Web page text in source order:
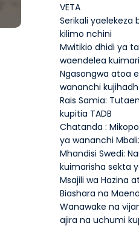
VETA
Serikali
kilimo nchini
Mwitikio dhidi ya
waendelea
Ngasongwa atoa
wananchi
Rais Samia:
kupitia TADB
Chatanda :
ya wananchi
Mhandisi Swedi:
kuimarisha sekta
Msajili wa Hazina
Biashara na
Wanawake na
ajira na uchumi